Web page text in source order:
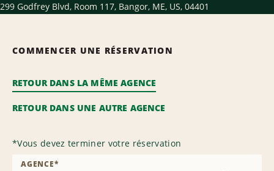
299 Godfrey Blvd, Room 117, Bangor, ME, US, 04401
COMMENCER UNE RÉSERVATION
RETOUR DANS LA MÊME AGENCE
RETOUR DANS UNE AUTRE AGENCE
*Vous devez terminer votre réservation
AGENCE*